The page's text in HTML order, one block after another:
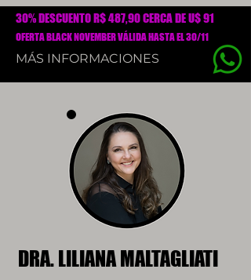
30% DESCUENTO R$ 487,90 CERCA DE U$ 91
OFERTA BLACK NOVEMBER VÁLIDA HASTA EL 30/11
MÁS INFORMACIONES
DRA. LILIANA MALTAGLIATI